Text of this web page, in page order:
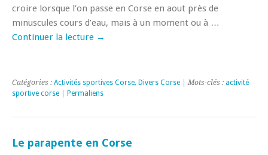
croire lorsque l’on passe en Corse en aout près de
minuscules cours d’eau, mais à un moment ou à …
Continuer la lecture →
Catégories : Activités sportives Corse, Divers Corse | Mots-clés : activité
sportive corse
Permaliens
Le parapente en Corse